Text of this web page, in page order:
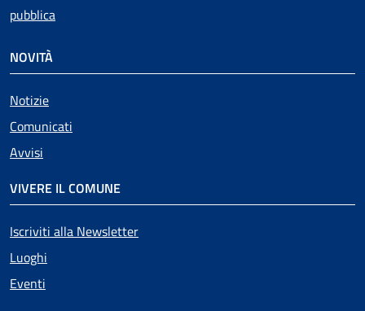
pubblica
NOVITÀ
Notizie
Comunicati
Avvisi
VIVERE IL COMUNE
Iscriviti alla Newsletter
Luoghi
Eventi